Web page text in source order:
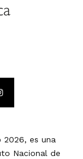
2026, es una
Nacional de